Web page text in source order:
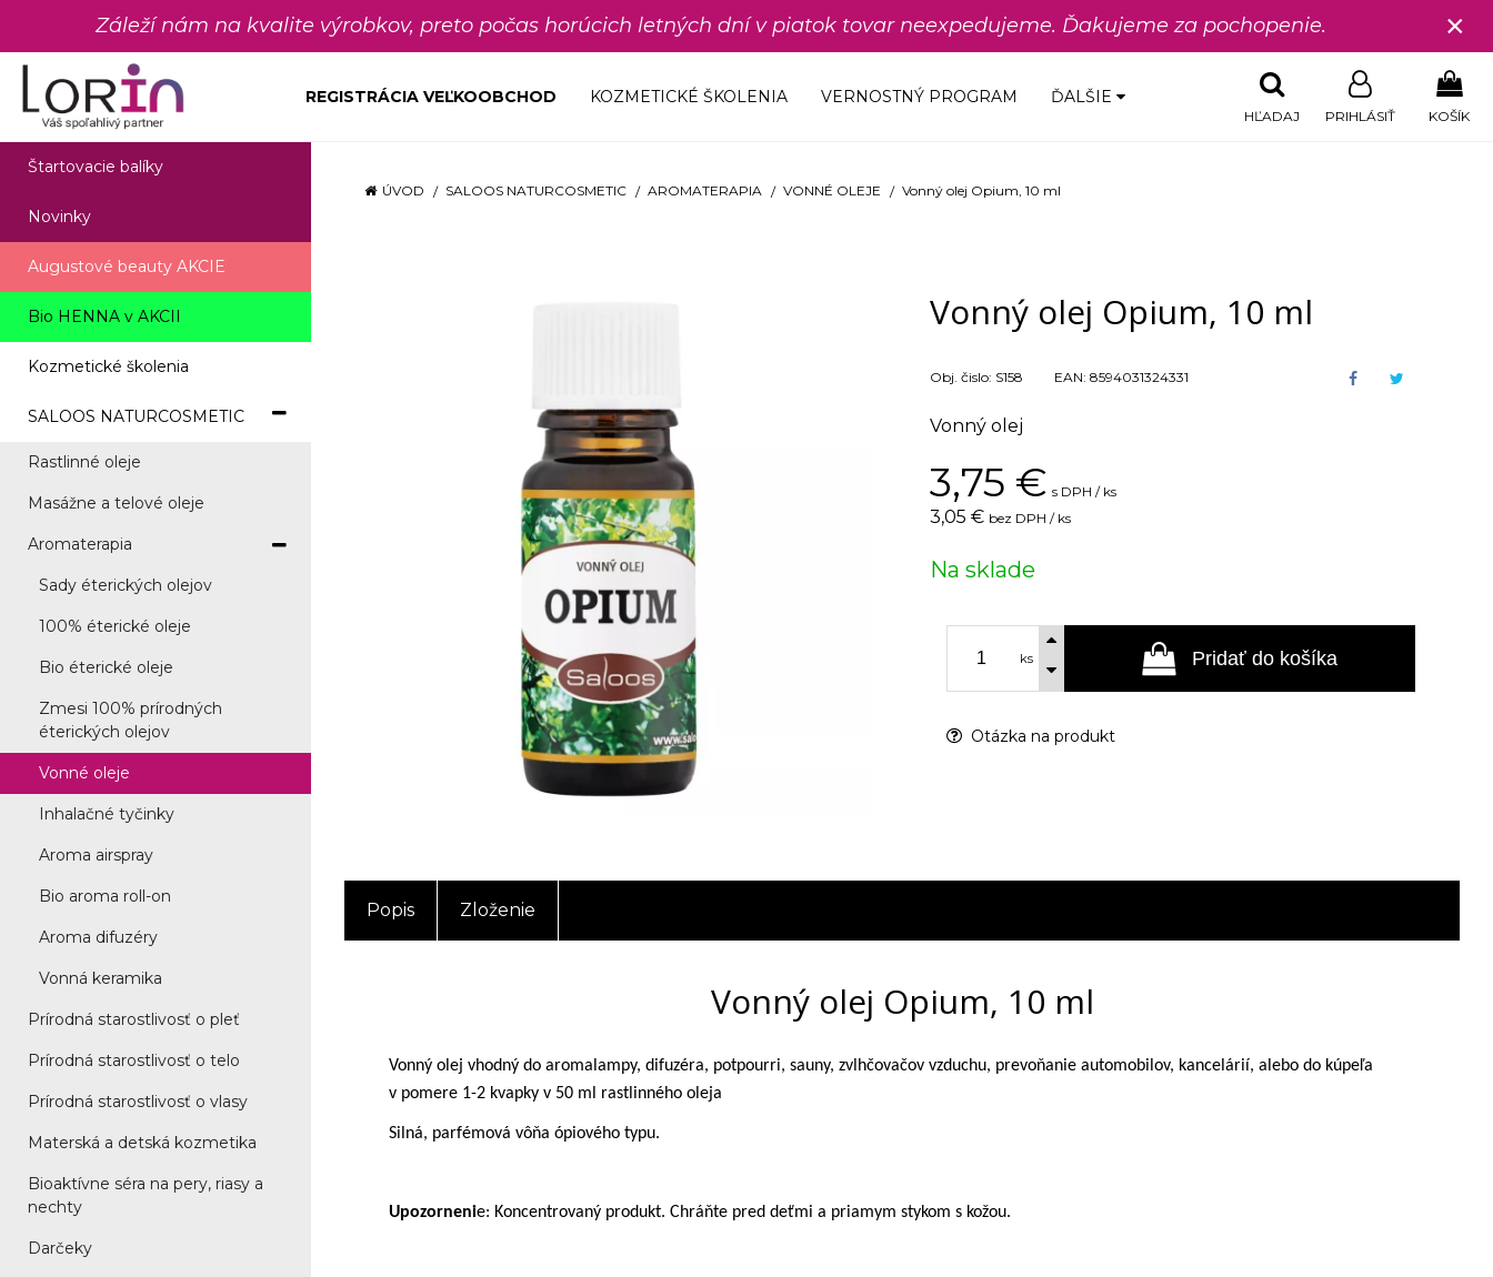
Záleží nám na kvalite výrobkov, preto počas horúcich letných dní v piatok tovar neexpedujeme. Ďakujeme za pochopenie. ×
REGISTRÁCIA VEĽKOOBCHOD KOZMETICKÉ ŠKOLENIA VERNOSTNÝ PROGRAM ĎALŠIE
KOŠÍK
PRIHLÁSIŤ
HĽADAJ
Štartovacie balíky
Novinky
Augustové beauty AKCIE
Bio HENNA v AKCII
Kozmetické školenia
SALOOS NATURCOSMETIC
Rastlinné oleje
Masážne a telové oleje
Aromaterapia
Sady éterických olejov
100% éterické oleje
Bio éterické oleje
Zmesi 100% prírodných
éterických olejov
Vonné oleje
Inhalačné tyčinky
Aroma airspray
Bio aroma roll-on
Aroma difuzéry
Vonná keramika
Prírodná starostlivosť o pleť
Prírodná starostlivosť o telo
Prírodná starostlivosť o vlasy
Materská a detská kozmetika
Bioaktívne séra na pery, riasy a
nechty
Darčeky
ÚVOD SALOOS NATURCOSMETIC AROMATERAPIA VONNÉ OLEJE Vonný olej Opium, 10 ml
Vonný olej Opium, 10 ml
Obj. čislo: S158 EAN: 8594031324331
Vonný olej
3,75 € s DPH / ks
3,05 € bez DPH / ks
Na sklade
ks Pridať do košíka
Otázka na produkt
Popis Zloženie
Vonný olej Opium, 10 ml
Vonný olej vhodný do aromalampy, difuzéra, potpourri, sauny, zvlhčovačov vzduchu, prevoňanie automobilov, kancelárií, alebo do kúpeľa
v pomere 1-2 kvapky v 50 ml rastlinného oleja
Silná, parfémová vôňa ópiového typu.
Upozornenie: Koncentrovaný produkt. Chráňte pred deťmi a priamym stykom s kožou.